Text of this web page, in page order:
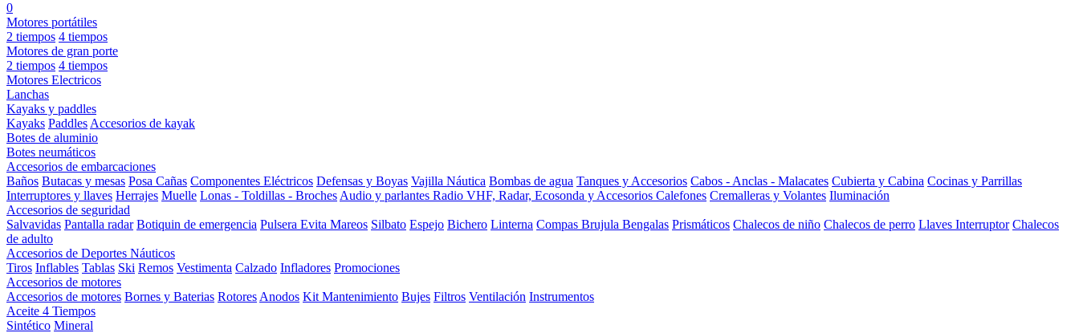
0
Motores portátiles
2 tiempos 4 tiempos
Motores de gran porte
2 tiempos 4 tiempos
Motores Electricos
Lanchas
Kayaks y paddles
Kayaks Paddles Accesorios de kayak
Botes de aluminio
Botes neumáticos
Accesorios de embarcaciones
Baños Butacas y mesas Posa Cañas Componentes Eléctricos Defensas y Boyas Vajilla Náutica Bombas de agua Tanques y Accesorios Cabos - Anclas - Malacates Cubierta y Cabina Cocinas y Parrillas
Interruptores y llaves Herrajes Muelle Lonas - Toldillas - Broches Audio y parlantes Radio VHF, Radar, Ecosonda y Accesorios Calefones Cremalleras y Volantes Iluminación
Accesorios de seguridad
Salvavidas Pantalla radar Botiquin de emergencia Pulsera Evita Mareos Silbato Espejo Bichero Linterna Compas Brujula Bengalas Prismáticos Chalecos de niño Chalecos de perro Llaves Interruptor Chalecos
de adulto
Accesorios de Deportes Náuticos
Tiros Inflables Tablas Ski Remos Vestimenta Calzado Infladores Promociones
Accesorios de motores
Accesorios de motores Bornes y Baterias Rotores Anodos Kit Mantenimiento Bujes Filtros Ventilación Instrumentos
Aceite 4 Tiempos
Sintético Mineral